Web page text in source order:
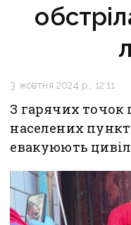
3 жовтня 2024 р., 12:11
З гарячих
населених
евакуюють